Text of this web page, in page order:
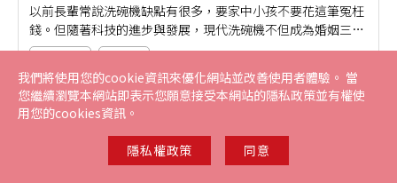
以前長輩常說洗碗機缺點有很多，要家中小孩不要花這筆冤枉
錢。但隨著科技的進步與發展，現代洗碗機不但成為婚姻三寶
中的一員外，其功能技術也是不斷的研發改進。相信家中還沒
家中有老有小，假如洗不乾淨不就都在吃洗碗精？如果你還有
上述疑問的話，不妨就透過本篇來詳細了解洗碗機的優缺點
吧！
我們將使用您的cookie資訊來優化網站並改善使用者體驗。 當
您繼續瀏覽本網站即表示您願意接受本網站的隱私政策並有權使
用您的cookies資訊。
隱私權政策 同意